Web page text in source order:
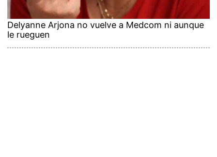
Delyanne Arjona no vuelve a Medcom ni aunque
le rueguen